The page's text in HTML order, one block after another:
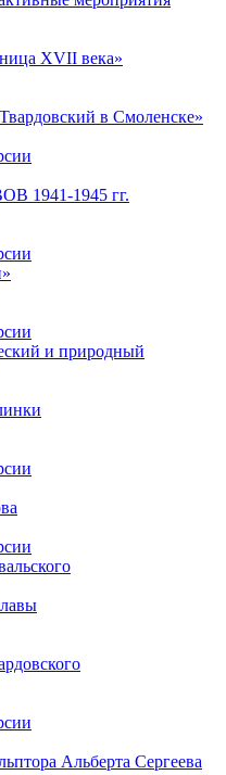
XVII века»
в Смоленске»
1941-1945 гг.
и природный
Альберта Сергеева